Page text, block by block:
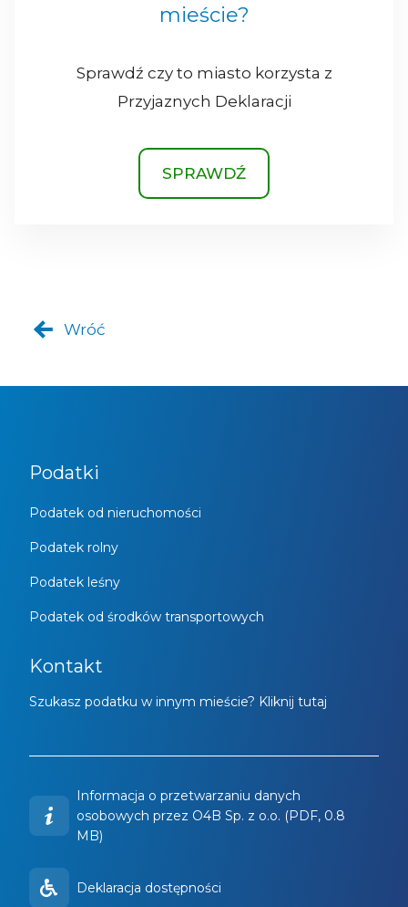
mieście?
Sprawdź czy to miasto korzysta z
Przyjaznych Deklaracji
SPRAWDŹ
Wróć
Podatki
Podatek od nieruchomości
Podatek rolny
Podatek leśny
Podatek od środków transportowych
Kontakt
Szukasz podatku w innym mieście? Kliknij tutaj
Informacja o przetwarzaniu danych
osobowych przez O4B Sp. z o.o. (PDF, 0.8
MB)
Deklaracja dostępności